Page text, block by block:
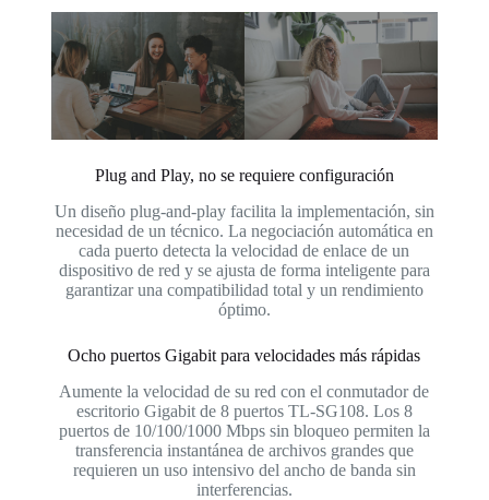
Plug and Play, no se requiere configuración
Un diseño plug-and-play facilita la implementación, sin
necesidad de un técnico. La negociación automática en
cada puerto detecta la velocidad de enlace de un
dispositivo de red y se ajusta de forma inteligente para
garantizar una compatibilidad total y un rendimiento
óptimo.
Ocho puertos Gigabit para velocidades más rápidas
Aumente la velocidad de su red con el conmutador de
escritorio Gigabit de 8 puertos TL-SG108. Los 8
puertos de 10/100/1000 Mbps sin bloqueo permiten la
transferencia instantánea de archivos grandes que
requieren un uso intensivo del ancho de banda sin
interferencias.